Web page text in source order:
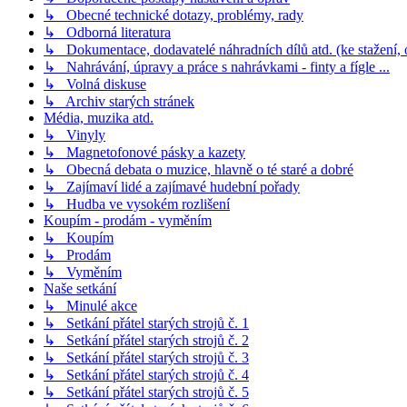
↳ Obecné technické dotazy, problémy, rady
↳ Odborná literatura
↳ Dokumentace, dodavatelé náhradních dílů atd. (ke stažení,
↳ Nahrávání, úpravy a práce s nahrávkami - finty a fígle ...
↳ Volná diskuse
↳ Archiv starých stránek
Média, muzika atd.
↳ Vinyly
↳ Magnetofonové pásky a kazety
↳ Obecná debata o muzice, hlavně o té staré a dobré
↳ Zajímaví lidé a zajímavé hudební pořady
↳ Hudba ve vysokém rozlišení
Koupím - prodám - vyměním
↳ Koupím
↳ Prodám
↳ Vyměním
Naše setkání
↳ Minulé akce
↳ Setkání přátel starých strojů č. 1
↳ Setkání přátel starých strojů č. 2
↳ Setkání přátel starých strojů č. 3
↳ Setkání přátel starých strojů č. 4
↳ Setkání přátel starých strojů č. 5